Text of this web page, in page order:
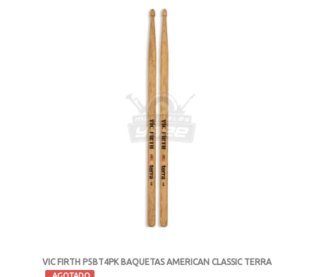
VIC FIRTH P5BT4PK BAQUETAS AMERICAN CLASSIC TERRA